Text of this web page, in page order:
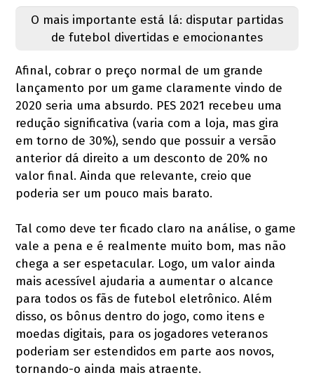
O mais importante está lá: disputar partidas
de futebol divertidas e emocionantes
Afinal, cobrar o preço normal de um grande
lançamento por um game claramente vindo de
2020 seria uma absurdo. PES 2021 recebeu uma
redução significativa (varia com a loja, mas gira
em torno de 30%), sendo que possuir a versão
anterior dá direito a um desconto de 20% no
valor final. Ainda que relevante, creio que
poderia ser um pouco mais barato.
Tal como deve ter ficado claro na análise, o game
vale a pena e é realmente muito bom, mas não
chega a ser espetacular. Logo, um valor ainda
mais acessível ajudaria a aumentar o alcance
para todos os fãs de futebol eletrônico. Além
disso, os bônus dentro do jogo, como itens e
moedas digitais, para os jogadores veteranos
poderiam ser estendidos em parte aos novos,
tornando-o ainda mais atraente.